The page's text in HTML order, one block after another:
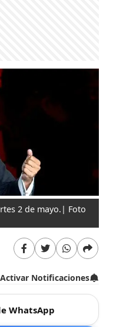
2 de mayo.| Foto
Activar Notificaciones
WhatsApp